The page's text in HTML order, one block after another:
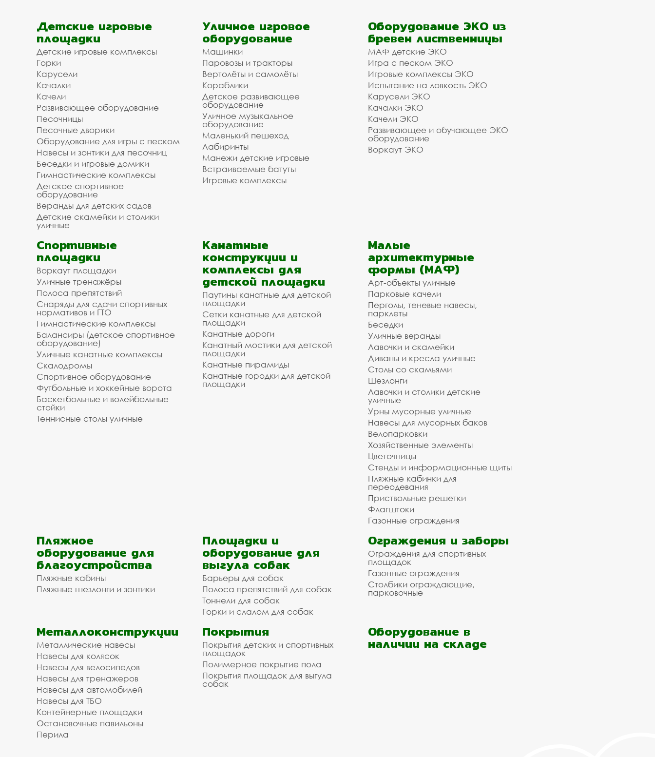
Детские игровые
площадки
Детские игровые комплексы
Горки
Карусели
Качалки
Качели
Развивающее оборудование
Песочницы
Песочные дворики
Оборудование для игры с песком
Навесы и зонтики для песочниц
Беседки и игровые домики
Гимнастические комплексы
Детское спортивное
оборудование
Веранды для детских садов
Детские скамейки и столики
уличные
Уличное игровое
оборудование
Машинки
Паровозы и тракторы
Вертолёты и самолёты
Кораблики
Детское развивающее
оборудование
Уличное музыкальное
оборудование
Маленький пешеход
Лабиринты
Манежи детские игровые
Встраиваемые батуты
Игровые комплексы
Оборудование ЭКО из
бревен лиственницы
МАФ детские ЭКО
Игра с песком ЭКО
Игровые комплексы ЭКО
Испытание на ловкость ЭКО
Карусели ЭКО
Качалки ЭКО
Качели ЭКО
Развивающее и обучающее ЭКО
оборудование
Воркаут ЭКО
Спортивные
площадки
Воркаут площадки
Уличные тренажёры
Полоса препятствий
Снаряды для сдачи спортивных
нормативов и ГТО
Гимнастические комплексы
Балансиры (детское спортивное
оборудование)
Уличные канатные комплексы
Скалодромы
Спортивное оборудование
Футбольные и хоккейные ворота
Баскетбольные и волейбольные
стойки
Теннисные столы уличные
Канатные
конструкции и
комплексы для
детской площадки
Паутины канатные для детской
площадки
Сетки канатные для детской
площадки
Канатные дороги
Канатный мостики для детской
площадки
Канатные пирамиды
Канатные городки для детской
площадки
Малые
архитектурные
формы (МАФ)
Арт-объекты уличные
Парковые качели
Перголы, теневые навесы,
парклеты
Беседки
Уличные веранды
Лавочки и скамейки
Диваны и кресла уличные
Столы со скамьями
Шезлонги
Лавочки и столики детские
уличные
Урны мусорные уличные
Навесы для мусорных баков
Велопарковки
Хозяйственные элементы
Цветочницы
Стенды и информационные щиты
Пляжные кабинки для
переодевания
Приствольные решетки
Флагштоки
Газонные ограждения
Пляжное
оборудование для
благоустройства
Пляжные кабины
Пляжные шезлонги и зонтики
Площадки и
оборудование для
выгула собак
Барьеры для собак
Полоса препятствий для собак
Тоннели для собак
Горки и слалом для собак
Ограждения и заборы
Ограждения для спортивных
площадок
Газонные ограждения
Столбики ограждающие,
парковочные
Металлоконструкции
Металлические навесы
Навесы для колясок
Навесы для велосипедов
Навесы для тренажеров
Навесы для автомобилей
Навесы для ТБО
Контейнерные площадки
Остановочные павильоны
Перила
Покрытия
Покрытия детских и спортивных
площадок
Полимерное покрытие пола
Покрытия площадок для выгула
собак
Оборудование в
наличии на складе